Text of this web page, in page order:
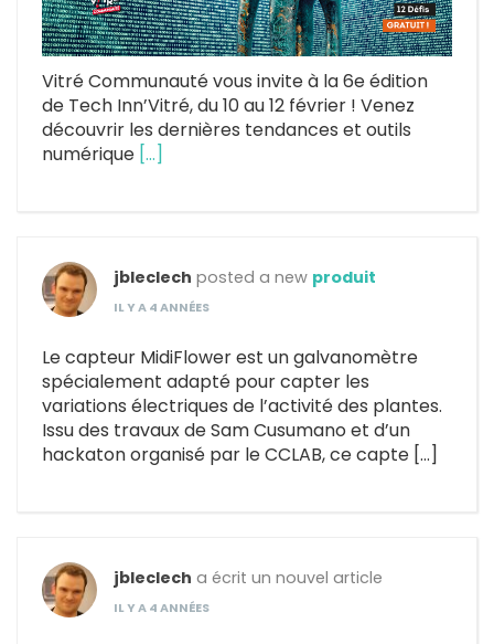
Vitré Communauté vous invite à la 6e édition
de Tech Inn’Vitré, du 10 au 12 février ! Venez
découvrir les dernières tendances et outils
numérique […]
jbleclech posted a new produit
IL Y A 4 ANNÉES
Le capteur MidiFlower est un galvanomètre
spécialement adapté pour capter les
variations électriques de l’activité des plantes.
Issu des travaux de Sam Cusumano et d’un
hackaton organisé par le CCLAB, ce capte […]
jbleclech a écrit un nouvel article
IL Y A 4 ANNÉES